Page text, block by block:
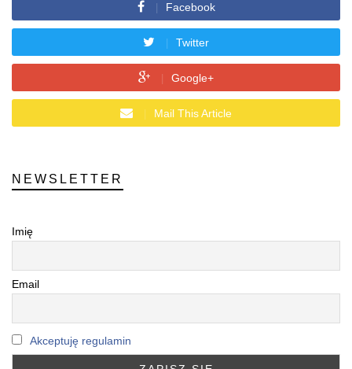
Facebook
Twitter
Google+
Mail This Article
NEWSLETTER
Imię
Email
Akceptuję regulamin